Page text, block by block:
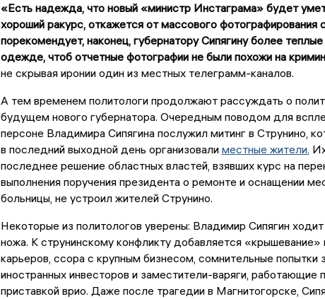
«Есть надежда, что новый «министр Инстаграма» будет
хороший ракурс, откажется от массового фотографирования
порекомендует, наконец, губернатору Сипягину более теплые
одежде, чтоб отчетные фотографии не были похожи на
не скрывая иронии один из местных телеграмм-каналов.
А тем временем политологи продолжают рассуждать о
будущем нового губернатора. Очередным поводом для
персоне Владимира Сипягина послужил митинг в Струнино,
в последний выходной день организовали местные жители.
последнее решение областных властей, взявших курс на
выполнения поручения президента о ремонте и оснащении
больницы, не устроил жителей Струнино.
Некоторые из политологов уверены: Владимир Сипягин
ножа. К струнинскому конфликту добавляется «крышевание»
карьеров, ссора с крупным бизнесом, сомнительные попытки
иностранных инвесторов и заместители-варяги, работающие
приставкой врио. Даже после трагедии в Магнитогорске,